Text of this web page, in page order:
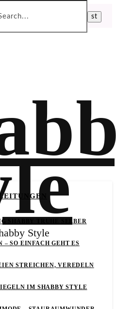
Style
SHABBY TRUHE SELBER
– SO EINFACH GEHT ES
STREICHEN, VEREDELN
IM SHABBY STYLE